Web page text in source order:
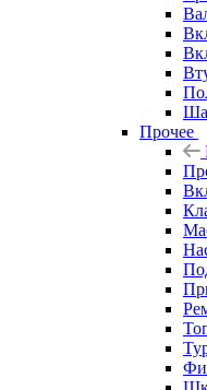
Прочее